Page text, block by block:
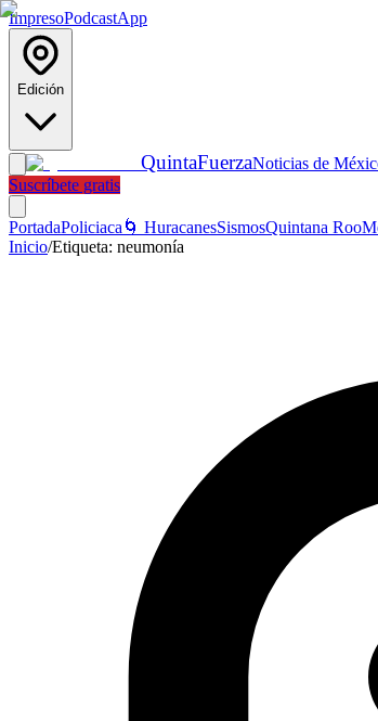
ImpresoPodcastApp
Edición
QuintaFuerzaNoticias de
Suscríbete gratis
PortadaPoliciaca 🌀 HuracanesSismosQuintana Roo
Inicio/Etiqueta: neumonía